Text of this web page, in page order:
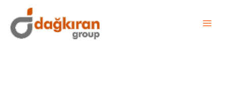
atla